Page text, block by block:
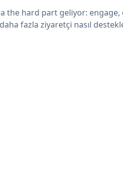
the hard part geliyor: engage,
daha fazla ziyaretçi nasıl